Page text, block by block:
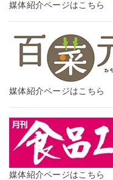
媒体紹介ページはこちら
媒体紹介ページはこちら
媒体紹介ページはこちら